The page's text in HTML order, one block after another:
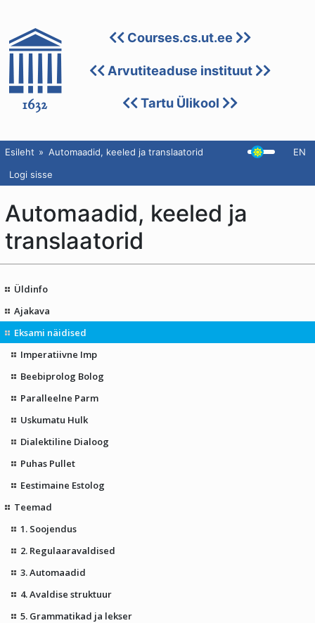
Courses.cs.ut.ee
Arvutiteaduse instituut
Tartu Ülikool
Esileht Automaadid, keeled ja translaatorid
EN
Logi sisse
Automaadid, keeled ja
translaatorid
Üldinfo
Ajakava
Eksami näidised
Imperatiivne Imp
Beebiprolog Bolog
Paralleelne Parm
Uskumatu Hulk
Dialektiline Dialoog
Puhas Pullet
Eestimaine Estolog
Teemad
1. Soojendus
2. Regulaaravaldised
3. Automaadid
4. Avaldise struktuur
5. Grammatikad ja lekser